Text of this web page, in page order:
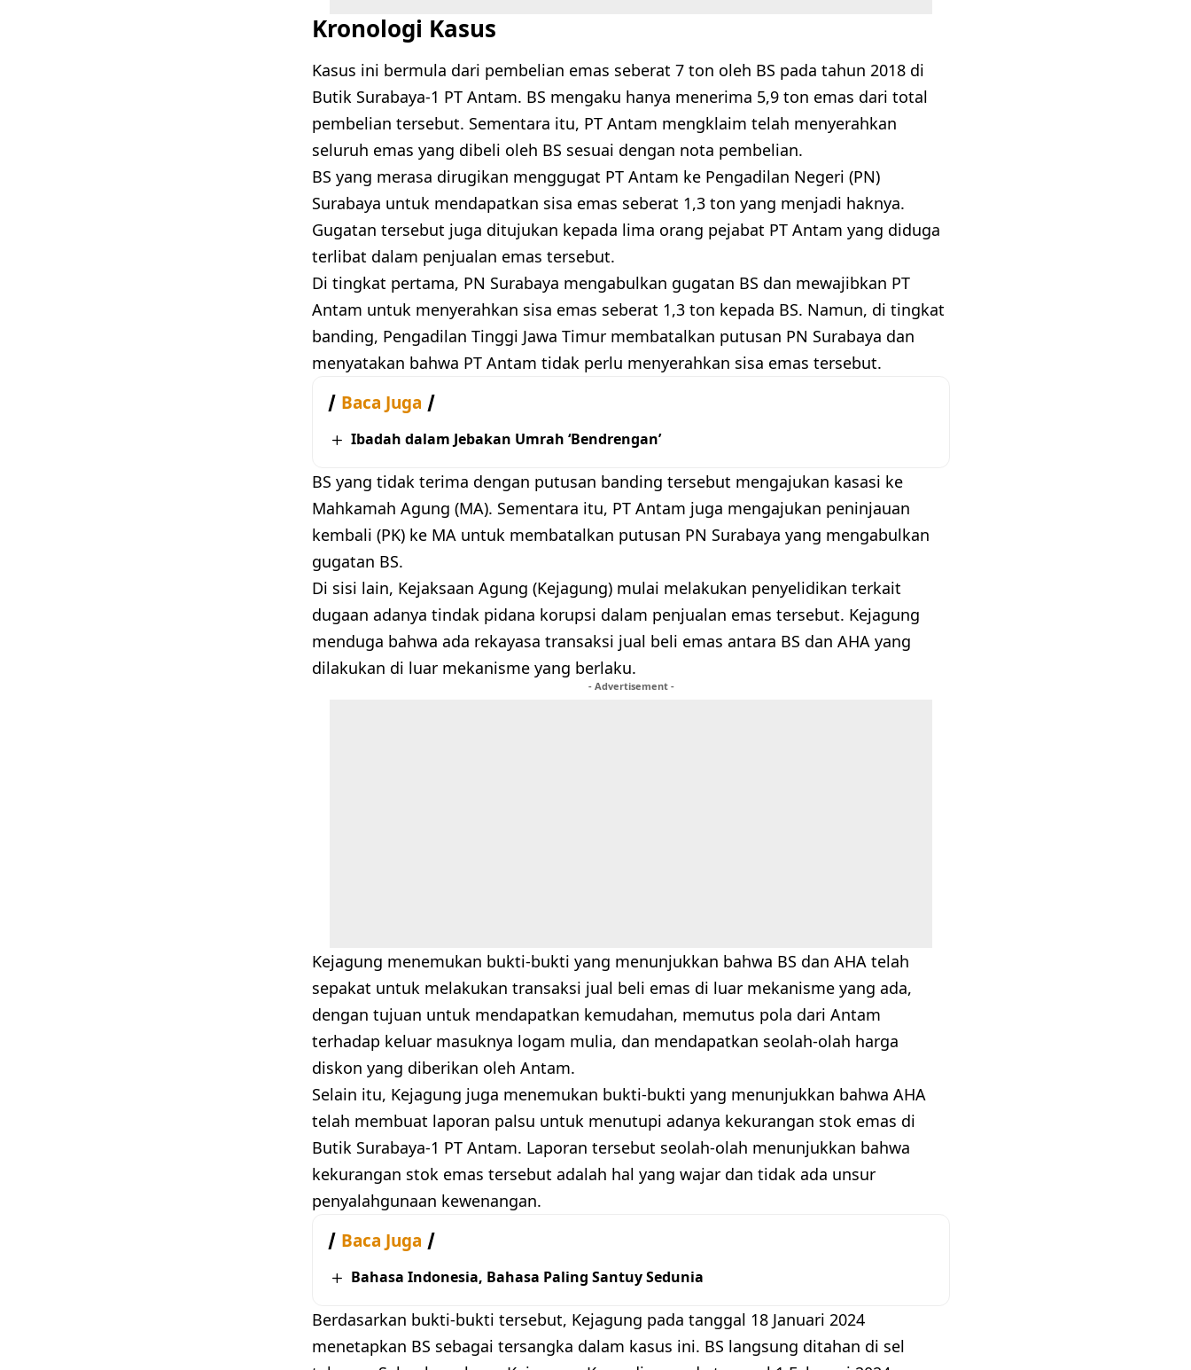
Kronologi Kasus
Kasus ini bermula dari pembelian emas seberat 7 ton oleh BS pada tahun 2018 di
Butik Surabaya-1 PT Antam. BS mengaku hanya menerima 5,9 ton emas dari total
pembelian tersebut. Sementara itu, PT Antam mengklaim telah menyerahkan
seluruh emas yang dibeli oleh BS sesuai dengan nota pembelian.
BS yang merasa dirugikan menggugat PT Antam ke Pengadilan Negeri (PN)
Surabaya untuk mendapatkan sisa emas seberat 1,3 ton yang menjadi haknya.
Gugatan tersebut juga ditujukan kepada lima orang pejabat PT Antam yang diduga
terlibat dalam penjualan emas tersebut.
Di tingkat pertama, PN Surabaya mengabulkan gugatan BS dan mewajibkan PT
Antam untuk menyerahkan sisa emas seberat 1,3 ton kepada BS. Namun, di tingkat
banding, Pengadilan Tinggi Jawa Timur membatalkan putusan PN Surabaya dan
menyatakan bahwa PT Antam tidak perlu menyerahkan sisa emas tersebut.
Baca Juga
Ibadah dalam Jebakan Umrah ‘Bendrengan’
BS yang tidak terima dengan putusan banding tersebut mengajukan kasasi ke
Mahkamah Agung (MA). Sementara itu, PT Antam juga mengajukan peninjauan
kembali (PK) ke MA untuk membatalkan putusan PN Surabaya yang mengabulkan
gugatan BS.
Di sisi lain, Kejaksaan Agung (Kejagung) mulai melakukan penyelidikan terkait
dugaan adanya tindak pidana korupsi dalam penjualan emas tersebut. Kejagung
menduga bahwa ada rekayasa transaksi jual beli emas antara BS dan AHA yang
dilakukan di luar mekanisme yang berlaku.
- Advertisement -
Kejagung menemukan bukti-bukti yang menunjukkan bahwa BS dan AHA telah
sepakat untuk melakukan transaksi jual beli emas di luar mekanisme yang ada,
dengan tujuan untuk mendapatkan kemudahan, memutus pola dari Antam
terhadap keluar masuknya logam mulia, dan mendapatkan seolah-olah harga
diskon yang diberikan oleh Antam.
Selain itu, Kejagung juga menemukan bukti-bukti yang menunjukkan bahwa AHA
telah membuat laporan palsu untuk menutupi adanya kekurangan stok emas di
Butik Surabaya-1 PT Antam. Laporan tersebut seolah-olah menunjukkan bahwa
kekurangan stok emas tersebut adalah hal yang wajar dan tidak ada unsur
penyalahgunaan kewenangan.
Baca Juga
Bahasa Indonesia, Bahasa Paling Santuy Sedunia
Berdasarkan bukti-bukti tersebut, Kejagung pada tanggal 18 Januari 2024
menetapkan BS sebagai tersangka dalam kasus ini. BS langsung ditahan di sel